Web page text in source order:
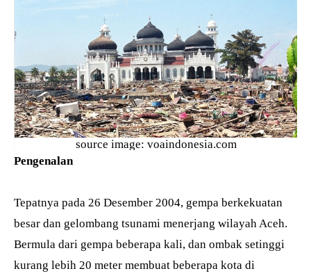
source image: voaindonesia.com
Pengenalan
Tepatnya pada 26 Desember 2004, gempa berkekuatan
besar dan gelombang tsunami menerjang wilayah Aceh.
Bermula dari gempa beberapa kali, dan ombak setinggi
kurang lebih 20 meter membuat beberapa kota di